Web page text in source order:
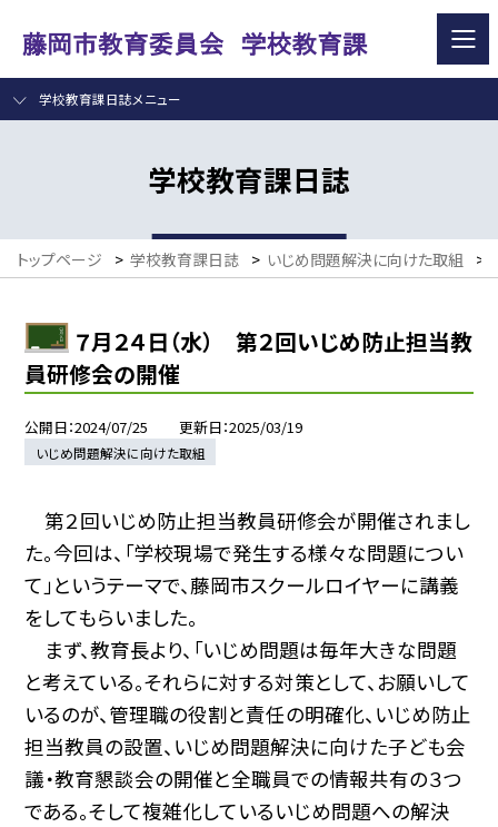
学校教育課日誌メニュー
学校教育課日誌
トップページ > 学校教育課日誌 > いじめ問題解決に向けた取組 >
７月２４日（水） 第２回いじめ防止担当教
員研修会の開催
公開日 2024/07/25 更新日 2025/03/19
いじめ問題解決に向けた取組
第２回いじめ防止担当教員研修会が開催されまし
た。今回は、「学校現場で発生する様々な問題につい
て」というテーマで、藤岡市スクールロイヤーに講義
をしてもらいました。
まず、教育長より、「いじめ問題は毎年大きな問題
と考えている。それらに対する対策として、お願いして
いるのが、管理職の役割と責任の明確化、いじめ防止
担当教員の設置、いじめ問題解決に向けた子ども会
議・教育懇談会の開催と全職員での情報共有の３つ
である。そして複雑化しているいじめ問題への解決